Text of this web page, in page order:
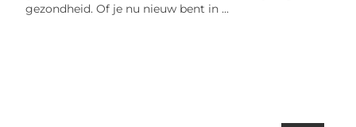
gezondheid. Of je nu nieuw bent in ...